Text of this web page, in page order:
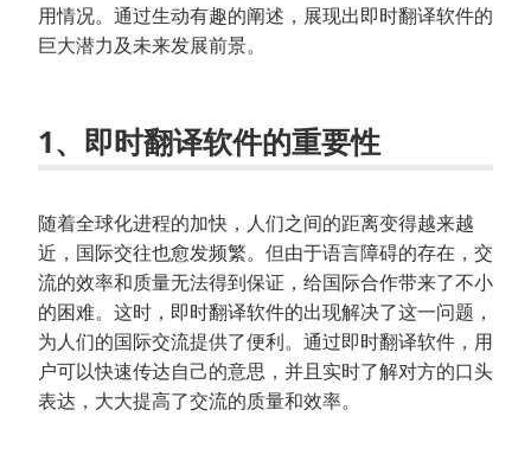
用情况。通过生动有趣的阐述，展现出即时翻译软件的
巨大潜力及未来发展前景。
1、即时翻译软件的重要性
随着全球化进程的加快，人们之间的距离变得越来越
近，国际交往也愈发频繁。但由于语言障碍的存在，交
流的效率和质量无法得到保证，给国际合作带来了不小
的困难。这时，即时翻译软件的出现解决了这一问题，
为人们的国际交流提供了便利。通过即时翻译软件，用
户可以快速传达自己的意思，并且实时了解对方的口头
表达，大大提高了交流的质量和效率。